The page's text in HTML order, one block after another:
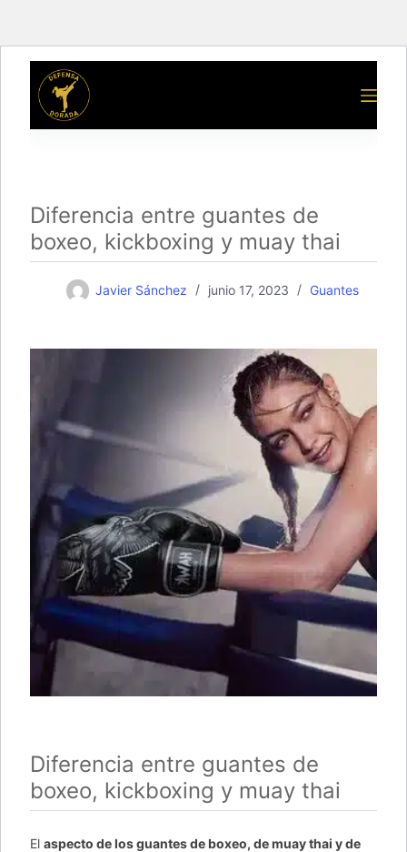
Saltar
al
contenido
Diferencia entre guantes de
boxeo, kickboxing y muay thai
Javier Sánchez junio 17, 2023 Guantes
Diferencia entre guantes de
boxeo, kickboxing y muay thai
El aspecto de los guantes de boxeo, de muay thai y de